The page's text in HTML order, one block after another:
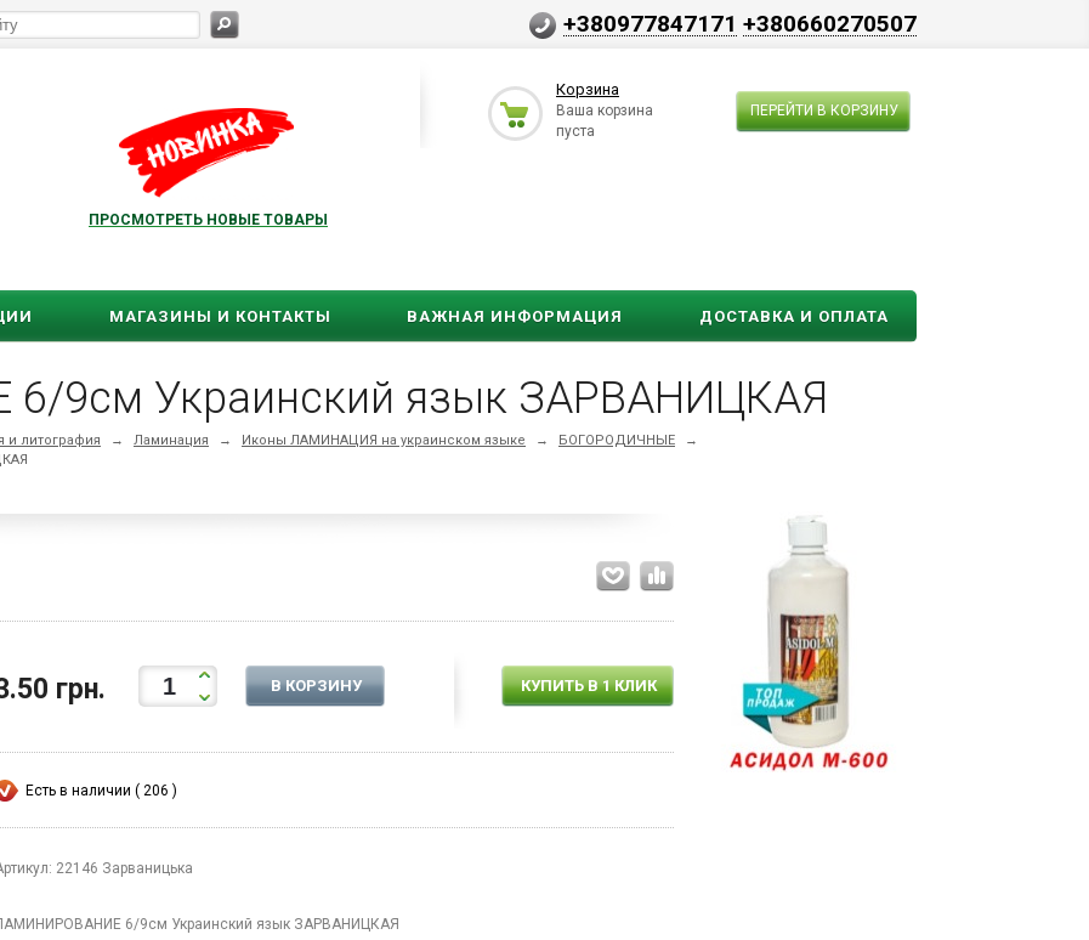
+380977847171 +380660270507
ПРОСМОТРЕТЬ НОВЫЕ ТОВАРЫ
Корзина
Ваша корзина
пуста
ПЕРЕЙТИ В КОРЗИНУ
МАГАЗИНЫ И КОНТАКТЫ ВАЖНАЯ ИНФОРМАЦИЯ ДОСТАВКА И ОПЛАТА
9см Украинский язык ЗАРВАНИЦКАЯ
и литография → Ламинация → Иконы ЛАМИНАЦИЯ на украинском языке → БОГОРОДИЧНЫЕ
→
грн. В КОРЗИНУ КУПИТЬ В 1 КЛИК
Есть в наличии ( 206 )
22146 Зарваницька
6/9см Украинский язык ЗАРВАНИЦКАЯ